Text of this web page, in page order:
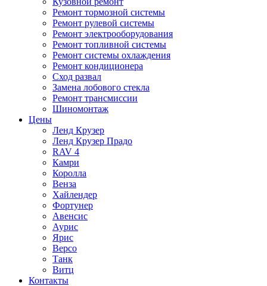
Ремонт тормозной системы
Ремонт рулевой системы
Ремонт электрооборудования
Ремонт топливной системы
Ремонт системы охлаждения
Ремонт кондиционера
Сход развал
Замена лобового стекла
Ремонт трансмиссии
Шиномонтаж
Цены
Ленд Крузер
Ленд Крузер Прадо
RAV 4
Камри
Королла
Венза
Хайлендер
Фортунер
Авенсис
Аурис
Ярис
Версо
Танк
Витц
Контакты